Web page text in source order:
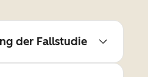
der Fallstudie